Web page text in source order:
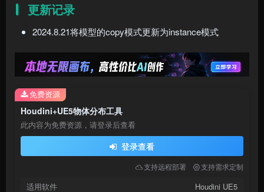
更新记录
2024.8.21将模型的copy模式更新为instance模式
Houdini+UE5物体分布工具
此内容为免费资源，请登录后查看
登录查看
支持远程部署 支持需求定制
适用软件
Houdini UE5
免费资源